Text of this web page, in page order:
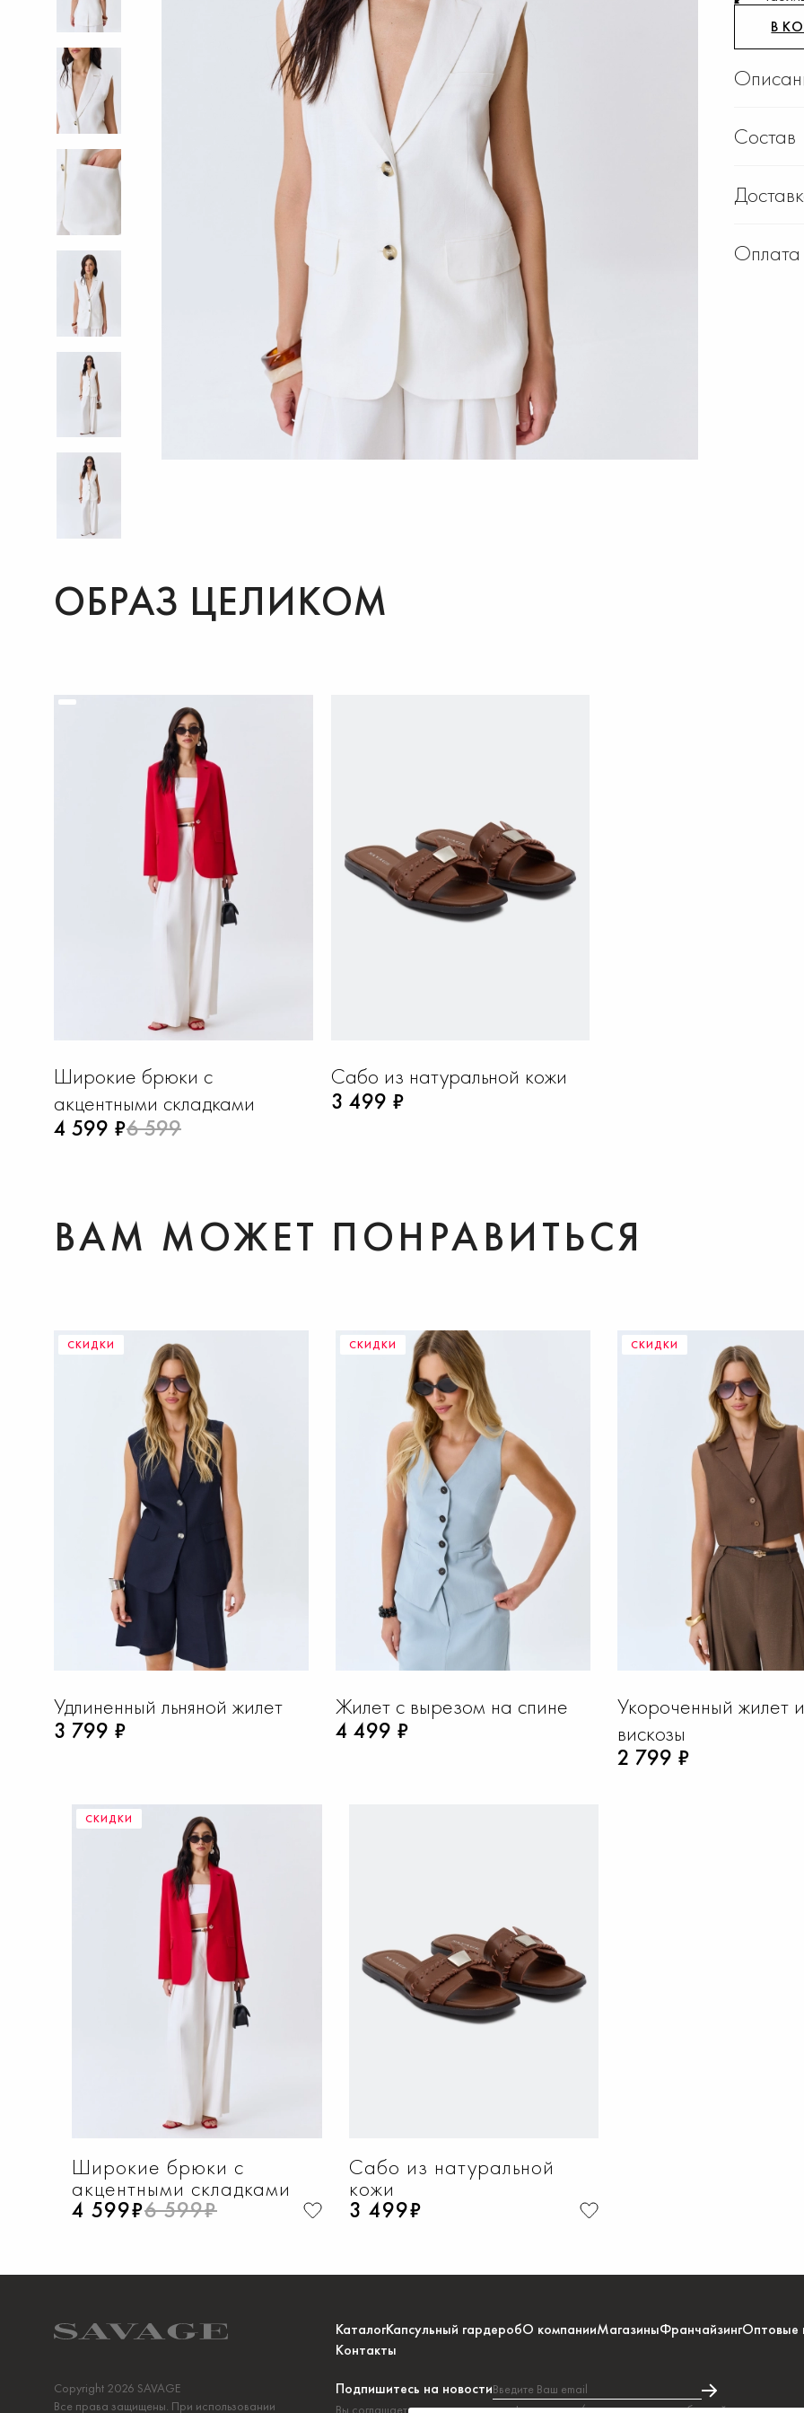
В
Состав
Оплата
ОБРАЗ ЦЕЛИКОМ
ДОБАВИТЬ В КОРЗИНУ
46
Широкие брюки с
акцентными складками
4 599 ₽6 599
ДОБАВИТЬ В КОРЗИНУ
37 38
Сабо из натуральной кожи
3 499 ₽
ВАМ МОЖЕТ ПОНРАВИТЬСЯ
СКИДКИ
Удлиненный льняной жилет
3 799 ₽
СКИДКИ
Жилет с вырезом на спине
4 499 ₽
СКИДКИ
Укороченный жилет
вискозы
2 799 ₽
СКИДКИ
Широкие брюки с
акцентными складками
4 599₽6 599₽
Сабо из натуральной
кожи
3 499₽
Copyright 2026 SAVAGE
Все права защищены. При использовании
КаталогКапсульный гардеробО компанииМагазиныФранчайзингОптовые
Контакты
Подпишитесь на новостиВведите Ваш email
Вы соглашаетесь на получение информации и/или рекламных сообщений в